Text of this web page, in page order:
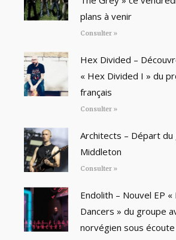
plans à venir
Consulter »
Hex Divided –
« Hex Divided I » du
français
Consulter »
Architects – Départ du
Middleton
Consulter »
Endolith – Nouvel EP
Dancers » du groupe
norvégien sous écoute